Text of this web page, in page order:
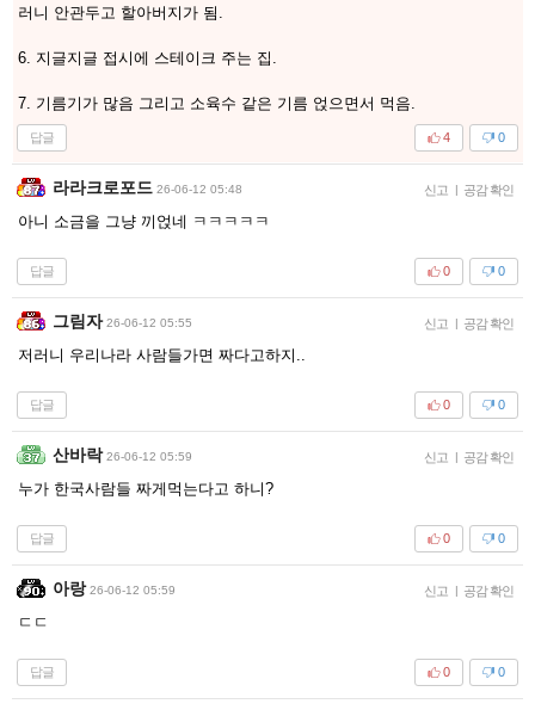
러니 안관두고 할아버지가 됨.
6. 지글지글 접시에 스테이크 주는 집.
7. 기름기가 많음 그리고 소육수 같은 기름 얹으면서 먹음.
답글 0
4
라라크로포드 26-06-12 05:48 신고 | 공감 확인
아니 소금을 그냥 끼얹네 ㅋㅋㅋㅋㅋ
답글 0
0
그림자 26-06-12 05:55 신고 | 공감 확인
저러니 우리나라 사람들가면 짜다고하지..
답글 0
0
산바락 26-06-12 05:59 신고 | 공감 확인
누가 한국사람들 짜게먹는다고 하니?
답글 0
0
아랑 26-06-12 05:59 신고 | 공감 확인
ㄷㄷ
답글 0
0